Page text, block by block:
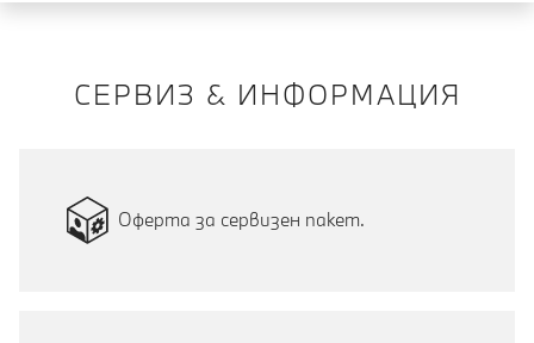
СЕРВИЗ & ИНФОРМАЦИЯ
Оферта за сервизен пакет.